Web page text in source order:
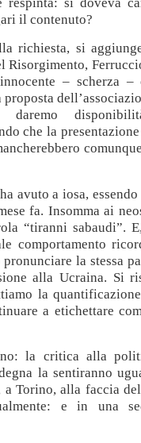
il contenuto?
richiesta, si
Risorgimento,
– scherza –
daremo
che la
avuto a iosa, essendo
fa. Insomma ai
“tiranni sabaudi”.
comportamento
la stessa
alla Ucraina. Si
la
a etichettare
la critica alla
la sentiranno
Torino, alla faccia
e in una